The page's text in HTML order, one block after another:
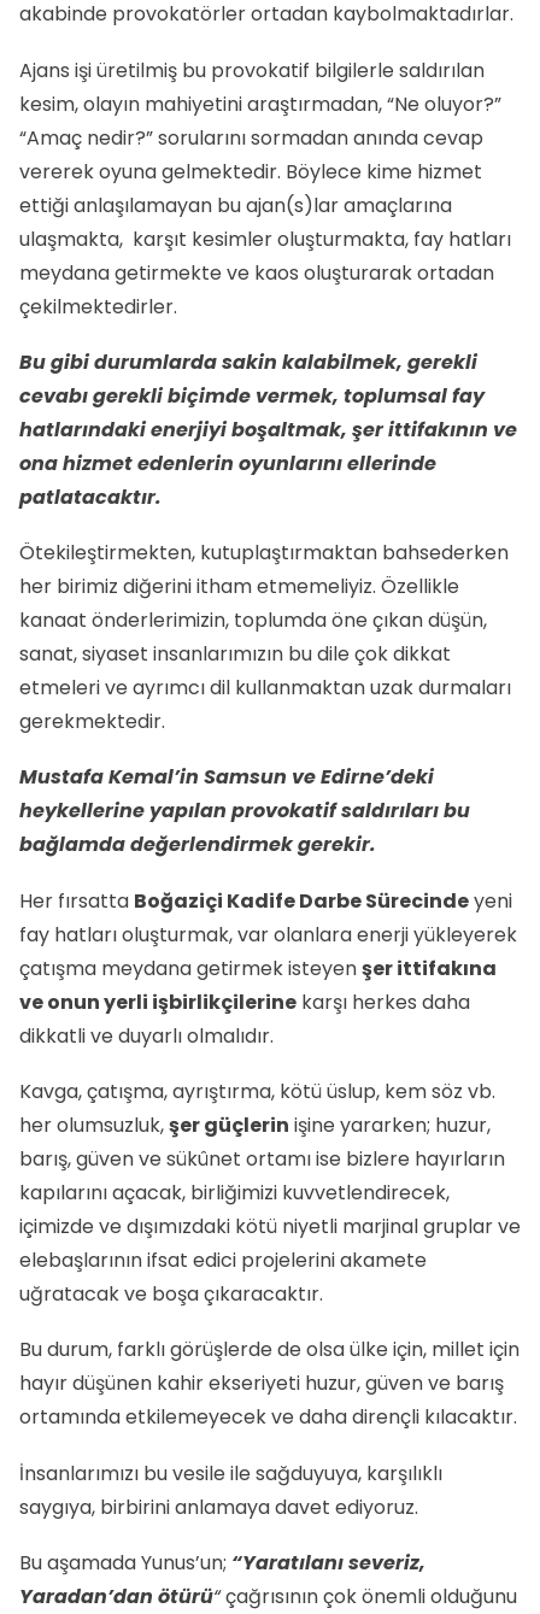
akabinde provokatörler ortadan kaybolmaktadırlar.
Ajans işi üretilmiş bu provokatif bilgilerle saldırılan
kesim, olayın mahiyetini araştırmadan, “Ne oluyor?”
“Amaç nedir?” sorularını sormadan anında cevap
vererek oyuna gelmektedir. Böylece kime hizmet
ettiği anlaşılamayan bu ajan(s)lar amaçlarına
ulaşmakta, karşıt kesimler oluşturmakta, fay hatları
meydana getirmekte ve kaos oluşturarak ortadan
çekilmektedirler.
Bu gibi durumlarda sakin kalabilmek, gerekli
cevabı gerekli biçimde vermek, toplumsal fay
hatlarındaki enerjiyi boşaltmak, şer ittifakının ve
ona hizmet edenlerin oyunlarını ellerinde
patlatacaktır.
Ötekileştirmekten, kutuplaştırmaktan bahsederken
her birimiz diğerini itham etmemeliyiz. Özellikle
kanaat önderlerimizin, toplumda öne çıkan düşün,
sanat, siyaset insanlarımızın bu dile çok dikkat
etmeleri ve ayrımcı dil kullanmaktan uzak durmaları
gerekmektedir.
Mustafa Kemal’in Samsun ve Edirne’deki
heykellerine yapılan provokatif saldırıları bu
bağlamda değerlendirmek gerekir.
Her fırsatta Boğaziçi Kadife Darbe Sürecindeyeni
fay hatları oluşturmak, var olanlara enerji yükleyerek
çatışma meydana getirmek isteyenşer ittifakına
ve onun yerli işbirlikçilerine karşı herkes daha
dikkatli ve duyarlı olmalıdır.
Kavga, çatışma, ayrıştırma, kötü üslup, kem söz vb.
her olumsuzluk,şer güçlerin işine yararken; huzur,
barış, güven ve sükûnet ortamı ise bizlere hayırların
kapılarını açacak, birliğimizi kuvvetlendirecek,
içimizde ve dışımızdaki kötü niyetli marjinal gruplar ve
elebaşlarının ifsat edici projelerini akamete
uğratacak ve boşa çıkaracaktır.
Bu durum, farklı görüşlerde de olsa ülke için, millet için
hayır düşünen kahir ekseriyeti huzur, güven ve barış
ortamında etkilemeyecek ve daha dirençli kılacaktır.
İnsanlarımızı bu vesile ile sağduyuya, karşılıklı
saygıya, birbirini anlamaya davet ediyoruz.
Bu aşamada Yunus’un; “Yaratılanı severiz,
Yaradan’dan ötürü“çağrısının çok önemli olduğunu